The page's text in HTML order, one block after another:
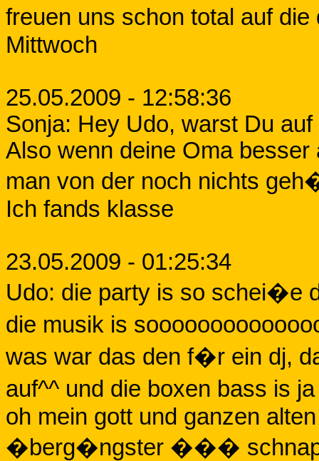
freuen uns schon total auf
Mittwoch
25.05.2009 - 12:58:36
Sonja: Hey Udo, warst Du
Also wenn deine Oma
man von der noch nichts
Ich fands klasse
23.05.2009 - 01:25:34
Udo: die party is so schei�e
die musik is
was war das den f�r ein dj,
auf^^ und die boxen bass is
oh mein gott und ganzen
�berg�ngster ���